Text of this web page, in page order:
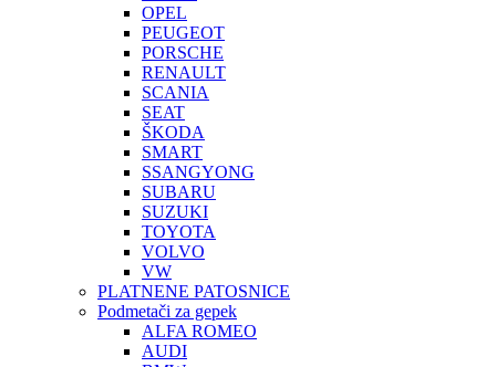
OPEL
PEUGEOT
PORSCHE
RENAULT
SCANIA
SEAT
ŠKODA
SMART
SSANGYONG
SUBARU
SUZUKI
TOYOTA
VOLVO
VW
PLATNENE PATOSNICE
Podmetači za gepek
ALFA ROMEO
AUDI